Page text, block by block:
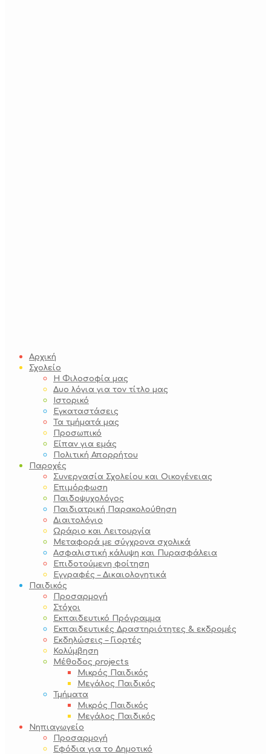
Αρχική
Σχολείο
Η Φιλοσοφία μας
Δυο λόγια για τον τίτλο μας
Ιστορικό
Εγκαταστάσεις
Τα τμήματά μας
Προσωπικό
Είπαν για εμάς
Πολιτική Απορρήτου
Παροχές
Συνεργασία Σχολείου και Οικογένειας
Επιμόρφωση
Παιδοψυχολόγος
Παιδιατρική Παρακολούθηση
Διαιτολόγιο
Ωράριο και Λειτουργία
Μεταφορά με σύγχρονα σχολικά
Ασφαλιστική κάλυψη και Πυρασφάλεια
Επιδοτούμενη φοίτηση
Εγγραφές – Δικαιολογητικά
Παιδικός
Προσαρμογή
Στόχοι
Εκπαιδευτικό Πρόγραμμα
Εκπαιδευτικές Δραστηριότητες & εκδρομές
Εκδηλώσεις – Γιορτές
Κολύμβηση
Μέθοδος projects
Μικρός Παιδικός
Μεγάλος Παιδικός
Τμήματα
Μικρός Παιδικός
Μεγάλος Παιδικός
Νηπιαγωγείο
Προσαρμογή
Εφόδια για το Δημοτικό